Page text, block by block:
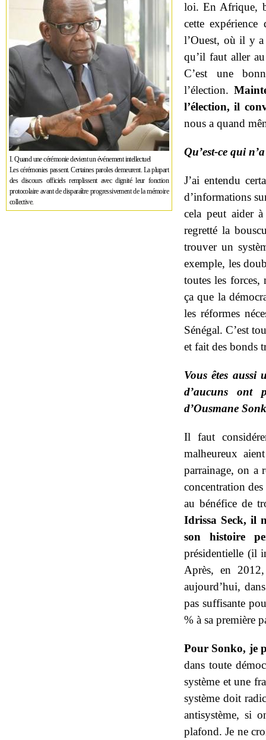
I. Quand une cérémonie devient un événement intellectuel
Les cérémonies passent. Certaines paroles demeurent. La plupart
des discours officiels remplissent avec dignité leur fonction
protocolaire avant de disparaître progressivement de la mémoire
collective.
loi. En Afrique,
cette
l’Ouest, où il y a
qu’il faut aller
C’est une
l’élection.
l’élection, il
nous a quand
Qu’est-ce qui
J’ai entendu
d’informations
cela peut aider
regretté la
trouver un
exemple, les
toutes les forces,
ça que la
les réformes
Sénégal. C’est
et fait des bonds
Vous êtes aussi
d’aucuns ont
d’Ousmane
Il faut
malheureux
parrainage, on a
concentration
au bénéfice de
Idrissa Seck, il
son histoire
présidentielle (il
Après, en
aujourd’hui,
pas suffisante
% à sa première
Pour Sonko, je
dans toute
système et une
système doit
antisystème, si
plafond. Je ne